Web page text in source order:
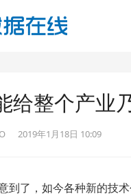
给整个产业
2019年1月18日 10:09
到了，如今各种新的技